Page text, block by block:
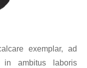
exemplar, ad
in ambitus laboris